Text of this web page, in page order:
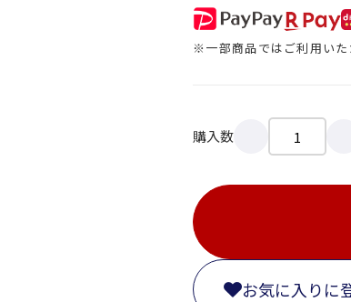
※一部商品ではご利用いた
購入数
お気に入りに